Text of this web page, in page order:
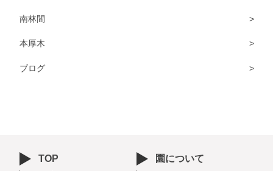
南林間
本厚木
ブログ
TOP
園について